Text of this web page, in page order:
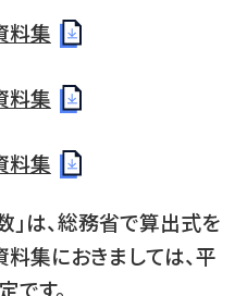
料集
料集
料集
は、総務省で算出式を
集におきましては、平
です。